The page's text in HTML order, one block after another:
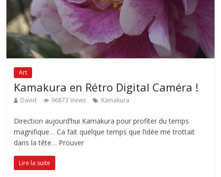
Art
Kamakura en Rétro Digital Caméra !
David 96873 Views Kamakura
Direction aujourd’hui Kamakura pour profiter du temps
magnifique… Ca fait quelque temps que l’idée me trottait
dans la tête… Prouver
Lire la suite